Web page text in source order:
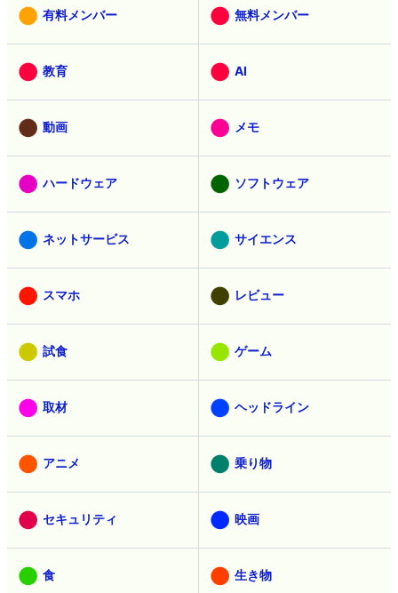
有料メンバー 無料メンバー
教育 AI
動画 メモ
ハードウェア ソフトウェア
ネットサービス サイエンス
スマホ レビュー
試食 ゲーム
取材 ヘッドライン
アニメ 乗り物
セキュリティ 映画
食 生き物